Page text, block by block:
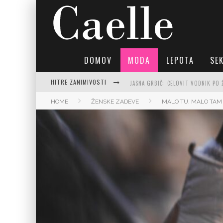
DOMOV MODA LEPOTA
HITRE ZANIMIVOSTI JASNA GRBIČ: CELOVIT VODNIK PO
HOME ŽENSKE ZADEVE MALO TU, MALO TAM